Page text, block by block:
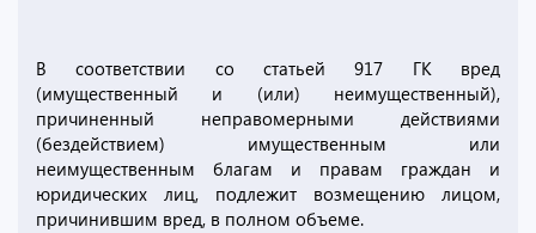
В соответствии со статьей 917 ГК вред
(имущественный и (или) неимущественный),
причиненный неправомерными действиями
(бездействием) имущественным или
неимущественным благам и правам граждан и
юридических лиц, подлежит возмещению лицом,
причинившим вред, в полном объеме.